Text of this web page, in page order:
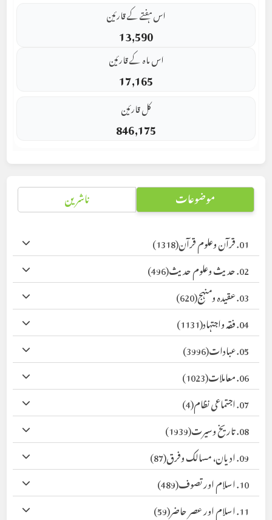
اس ہفتے کے قارئین
13,590
اس ماہ کے قارئین
17,165
کل قارئین
846,175
موضوعات ناشرین
01. قرآن وعلوم قرآن
(1318)
02. حدیث وعلوم حدیث
(496)
03. عقیدہ ومنہج
(620)
04. فقہ واجتہاد
(1131)
05. عبادات
(3996)
06. معاملات
(1023)
07. اجتماعی نظام
(4)
08. تاریخ وسیرت
(1939)
09. ادیان، مسالک وفرق
(87)
10. اسلام اور تصوف
(489)
11. اسلام اور عصر حاضر
(59)